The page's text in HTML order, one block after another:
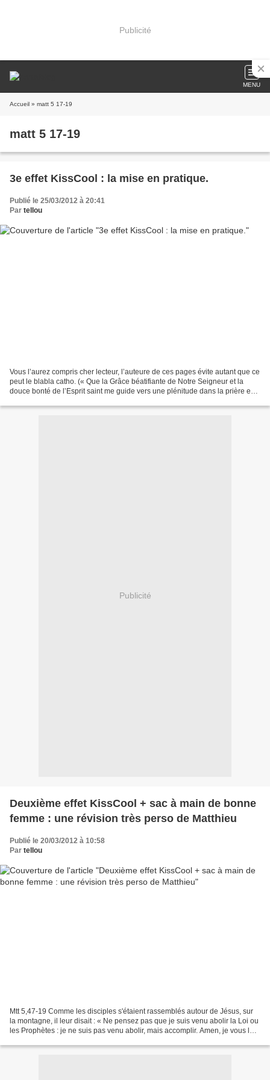
Publicité
MENU
Accueil » matt 5 17-19
matt 5 17-19
3e effet KissCool : la mise en pratique.
Publié le 25/03/2012 à 20:41
Par tellou
Vous l’aurez compris cher lecteur, l’auteure de ces pages évite autant que ce
peut le blabla catho. (« Que la Grâce béatifiante de Notre Seigneur et la
douce bonté de l’Esprit saint me guide vers une plénitude dans la prière en
Publicité
Deuxième effet KissCool + sac à main de bonne
femme : une révision très perso de Matthieu
Publié le 20/03/2012 à 10:58
Par tellou
Mtt 5,47-19 Comme les disciples s'étaient rassemblés autour de Jésus, sur
la montagne, il leur disait : « Ne pensez pas que je suis venu abolir la Loi ou
les Prophètes : je ne suis pas venu abolir, mais accomplir. Amen, je vous le